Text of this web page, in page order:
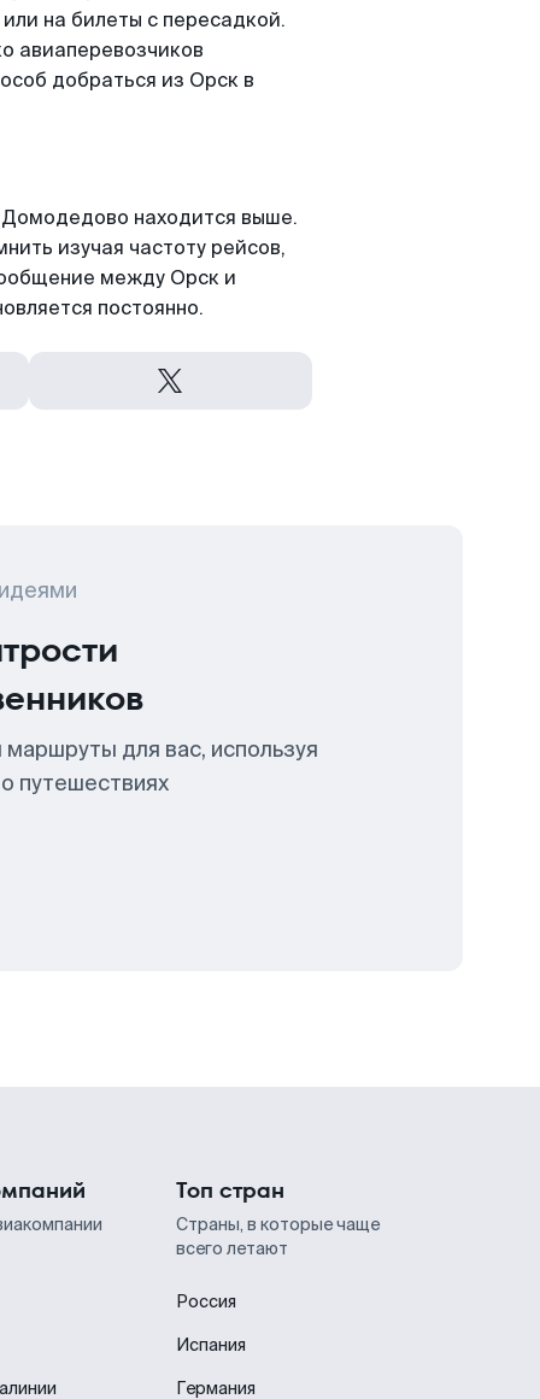
на билеты с пересадкой.
авиаперевозчиков
добраться из Орск в
находится выше.
изучая частоту рейсов,
между Орск и
постоянно.
для вас, используя
путешествиях
Топ стран
Страны, в которые чаще
всего летают
Россия
Испания
Германия